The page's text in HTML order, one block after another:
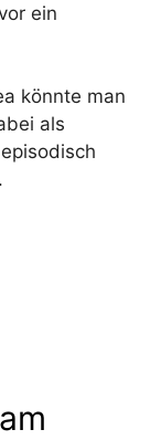
ein
könnte man
als